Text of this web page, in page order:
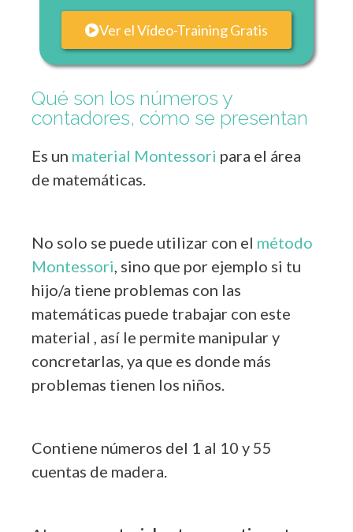
Ver el Vídeo-Training Gratis
Qué son los números y
contadores, cómo se presentan
Es un material Montessori para el área
de matemáticas.
No solo se puede utilizar con el método
Montessori, sino que por ejemplo si tu
hijo/a tiene problemas con las
matemáticas puede trabajar con este
material , así le permite manipular y
concretarlas, ya que es donde más
problemas tienen los niños.
Contiene números del 1 al 10 y 55
cuentas de madera.